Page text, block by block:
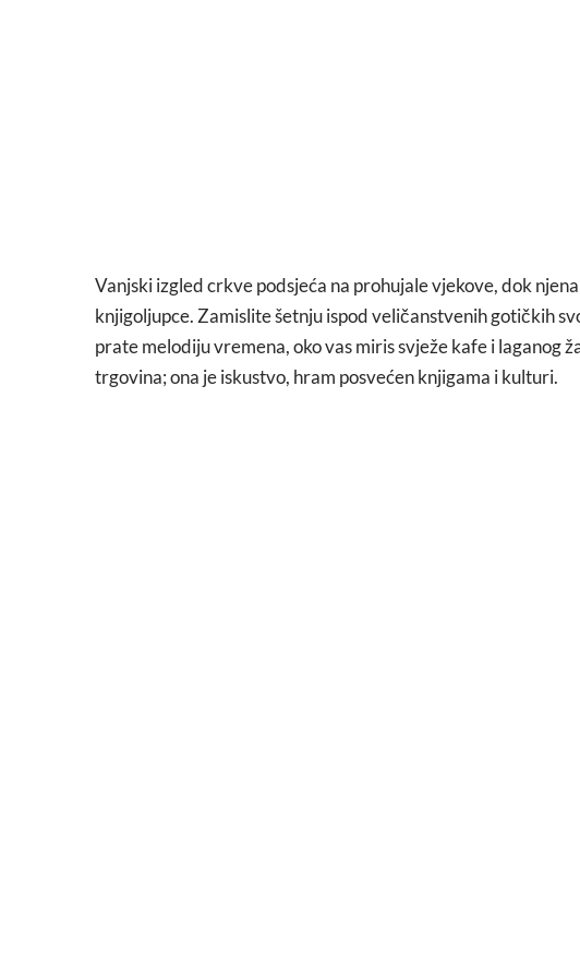
Vanjski izgled crkve podsjeća na prohujale vjekove, dok
knjigoljupce. Zamislite šetnju ispod veličanstvenih gotičkih
prate melodiju vremena, oko vas miris svježe kafe i laganog
trgovina; ona je iskustvo, hram posvećen knjigama i kulturi.